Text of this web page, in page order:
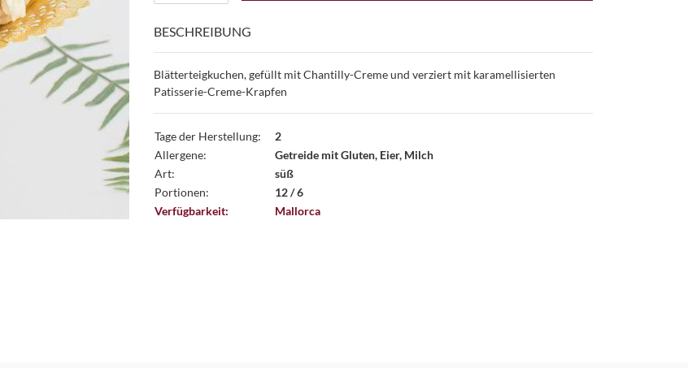
BESCHREIBUNG
Blätterteigkuchen, gefüllt mit Chantilly-Creme und verziert mit karamellisierten
Patisserie-Creme-Krapfen
Tage der Herstellung:
2
Allergene:
Getreide mit Gluten, Eier, Milch
Art:
süß
Portionen:
12 / 6
Verfügbarkeit:
Mallorca